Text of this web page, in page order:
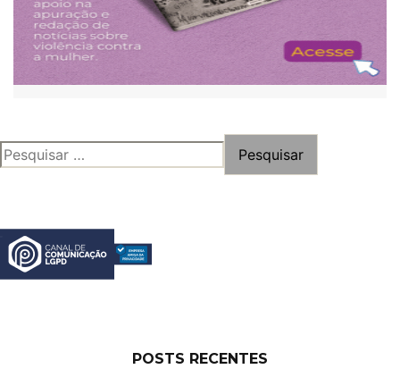
PESQUISAR
POR:
POSTS RECENTES